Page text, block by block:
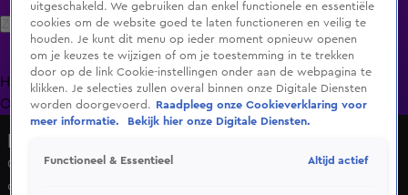
Zoeken
HomeUitzending Gemist Programma's De Bondgenoten
OranjezomerLivestreamsShop
Cybermannetje geeft uitleg over wereldwijde
computerstoring: 'Een digitale hartstilstand'
uitgeschakeld. We gebruiken dan enkel functionele en essentiële
cookies om de website goed te laten functioneren en veilig te
houden. Je kunt dit menu op ieder moment opnieuw openen
om je keuzes te wijzigen of om je toestemming in te trekken
door op de link Cookie-instellingen onder aan de webpagina te
klikken. Je selecties zullen overal binnen onze Digitale Diensten
worden doorgevoerd.
Raadpleeg onze Cookieverklaring voor
meer informatie.
Bekijk hier onze Digitale Diensten.
Functioneel & Essentieel Altijd actief